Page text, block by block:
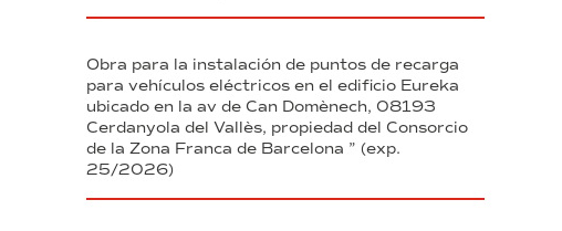
Obra para la instalación de puntos de recarga
para vehículos eléctricos en el edificio Eureka
ubicado en la av de Can Domènech, 08193
Cerdanyola del Vallès, propiedad del Consorcio
de la Zona Franca de Barcelona ” (exp.
25/2026)